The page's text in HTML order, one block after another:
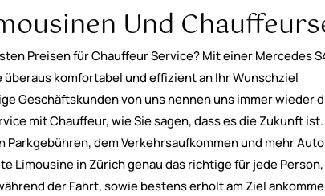
Und
Preisen für Chauffeur Service? Mit einer Mercedes
überaus komfortabel und effizient an Ihr Wunschziel
Geschäftskunden von uns nennen uns immer wieder
mit Chauffeur, wie Sie sagen, dass es die Zukunft
dem Verkehrsaufkommen und mehr
Limousine in Zürich genau das richtige für jede
der Fahrt, sowie bestens erholt am Ziel